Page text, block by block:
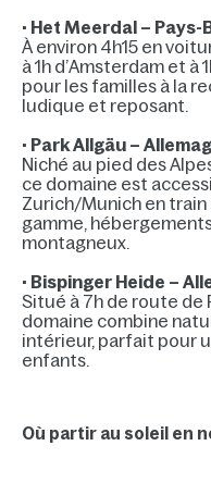
• Het Meerdal – Pays-
À environ 4h15 en
à 1h d’Amsterdam et
pour les familles à la
ludique et reposant.
• Park Allgäu –
Niché au pied des
ce domaine est
Zurich/Munich en
gamme,
montagneux.
• Bispinger Heide –
Situé à 7h de route de
domaine combine
intérieur, parfait pour
enfants.
Où partir au soleil en